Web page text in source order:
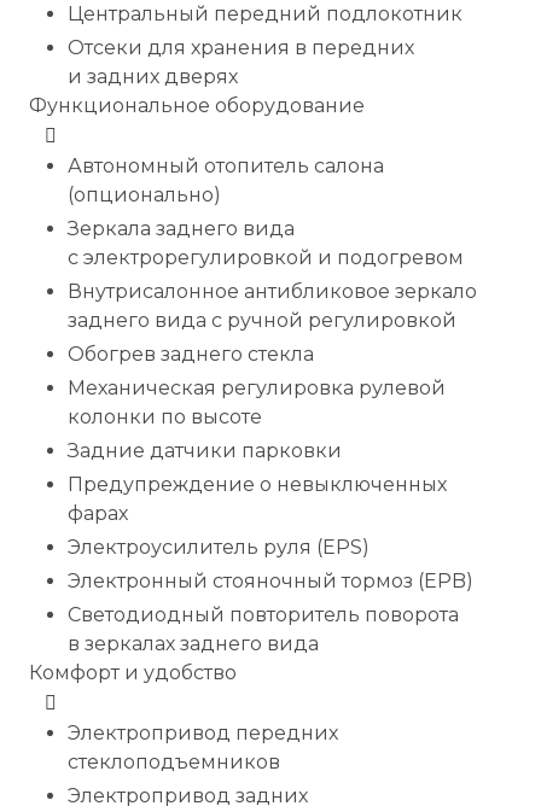
Центральный передний подлокотник
Отсеки для хранения в передних
и задних дверях
Функциональное оборудование
Автономный отопитель салона
(опционально)
Зеркала заднего вида
с электрорегулировкой и подогревом
Внутрисалонное антибликовое зеркало
заднего вида с ручной регулировкой
Обогрев заднего стекла
Механическая регулировка рулевой
колонки по высоте
Задние датчики парковки
Предупреждение о невыключенных
фарах
Электроусилитель руля (EPS)
Электронный стояночный тормоз (EPB)
Светодиодный повторитель поворота
в зеркалах заднего вида
Комфорт и удобство
Электропривод передних
стеклоподъемников
Электропривод задних